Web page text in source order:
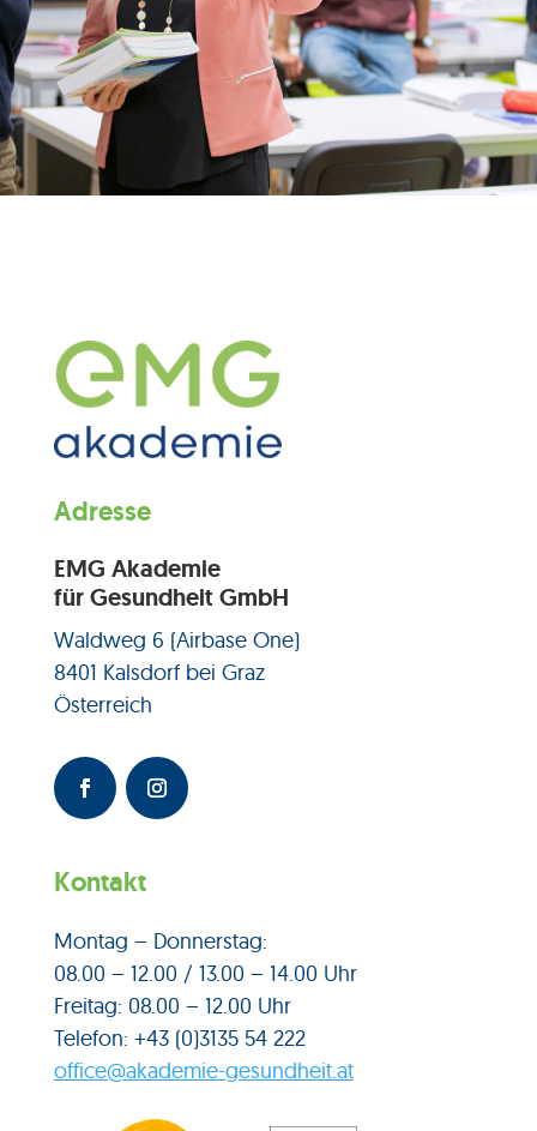
Adresse
EMG Akademie
für Gesundheit GmbH
Waldweg 6 (Airbase One)
8401 Kalsdorf bei Graz
Österreich
Kontakt
Montag – Donnerstag:
08.00 – 12.00 / 13.00 – 14.00 Uhr
Freitag: 08.00 – 12.00 Uhr
Telefon: +43 (0)3135 54 222
office@akademie-gesundheit.at